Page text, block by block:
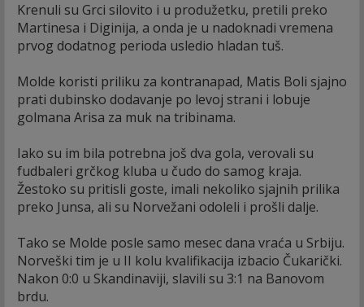
Krenuli su Grci silovito i u produžetku, pretili preko
Martinesa i Diginija, a onda je u nadoknadi vremena
prvog dodatnog perioda usledio hladan tuš.
Molde koristi priliku za kontranapad, Matis Boli sjajno
prati dubinsko dodavanje po levoj strani i lobuje
golmana Arisa za muk na tribinama.
Iako su im bila potrebna još dva gola, verovali su
fudbaleri grčkog kluba u čudo do samog kraja.
Žestoko su pritisli goste, imali nekoliko sjajnih prilika
preko Junsa, ali su Norvežani odoleli i prošli dalje.
Tako se Molde posle samo mesec dana vraća u Srbiju.
Norveški tim je u II kolu kvalifikacija izbacio Čukarički.
Nakon 0:0 u Skandinaviji, slavili su 3:1 na Banovom
brdu.